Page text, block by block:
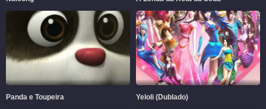
Panda e Toupeira Yeloli (Dublado)